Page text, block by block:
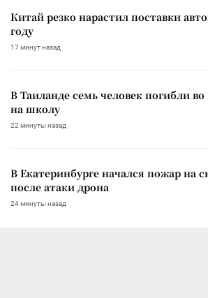
Китай резко нарастил поставки
году
17 минут назад
В Таиланде семь человек погибли
на школу
22 минуты назад
В Екатеринбурге начался пожар на
после атаки дрона
24 минуты назад